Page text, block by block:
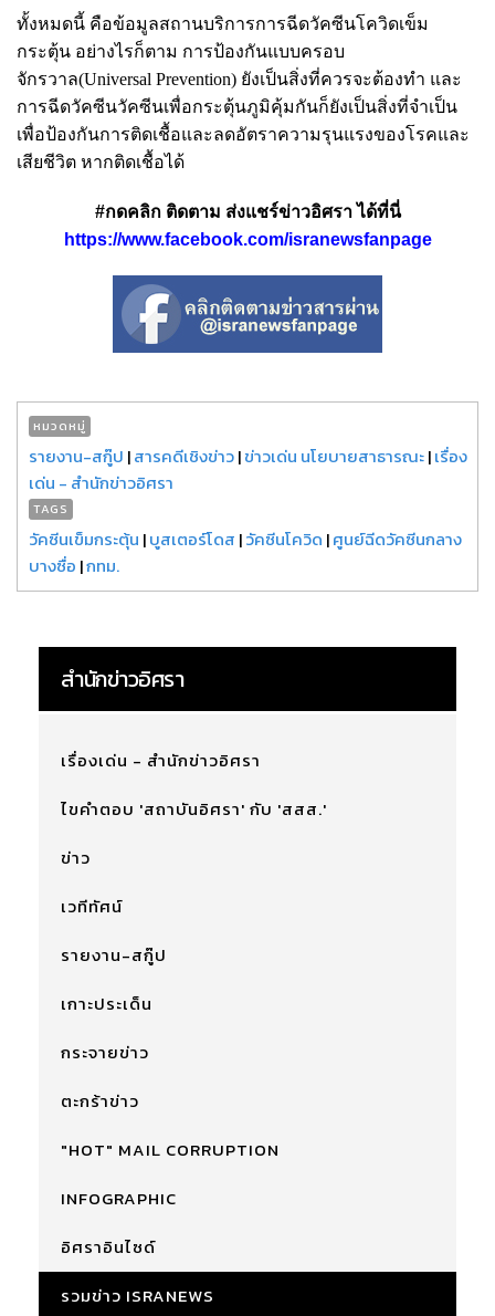
ทั้งหมดนี้ คือข้อมูลสถานบริการการฉีดวัคซีนโควิดเข็ม
กระตุ้น อย่างไรก็ตาม การป้องกันแบบครอบ
จักรวาล(Universal Prevention) ยังเป็นสิ่งที่ควรจะต้องทำ และ
การฉีดวัคซีนวัคซีนเพื่อกระตุ้นภูมิคุ้มกันก็ยังเป็นสิ่งที่จำเป็น
เพื่อป้องกันการติดเชื้อและลดอัตราความรุนแรงของโรคและ
เสียชีวิต หากติดเชื้อได้
#กดคลิก ติดตาม ส่งแชร์ข่าวอิศรา ได้ที่นี่
https://www.facebook.com/isranewsfanpage
หมวดหมู่
รายงาน-สกู๊ป |สารคดีเชิงข่าว|ข่าวเด่น นโยบายสาธารณะ|เรื่อง
เด่น - สำนักข่าวอิศรา
TAGS
วัคซีนเข็มกระตุ้น |บูสเตอร์โดส |วัคซีนโควิด |ศูนย์ฉีดวัคซีนกลาง
บางซื่อ |กทม.
สำนักข่าวอิศรา
เรื่องเด่น - สำนักข่าวอิศรา
ไขคำตอบ 'สถาบันอิศรา' กับ 'สสส.'
ข่าว
เวทีทัศน์
รายงาน-สกู๊ป
เกาะประเด็น
กระจายข่าว
ตะกร้าข่าว
"HOT" MAIL CORRUPTION
INFOGRAPHIC
อิศราอินไซด์
รวมข่าว ISRANEWS